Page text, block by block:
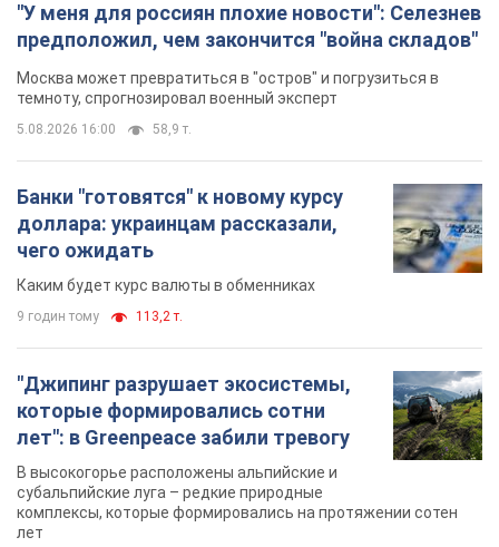
"У меня для россиян плохие новости": Селезнев
предположил, чем закончится "война складов"
Москва может превратиться в "остров" и погрузиться в
темноту, спрогнозировал военный эксперт
5.08.2026 16:00 58,9 т.
Банки "готовятся" к новому курсу
доллара: украинцам рассказали,
чего ожидать
Каким будет курс валюты в обменниках
9 годин тому 113,2 т.
"Джипинг разрушает экосистемы,
которые формировались сотни
лет": в Greenpeace забили тревогу
В высокогорье расположены альпийские и
субальпийские луга – редкие природные
комплексы, которые формировались на протяжении сотен
лет